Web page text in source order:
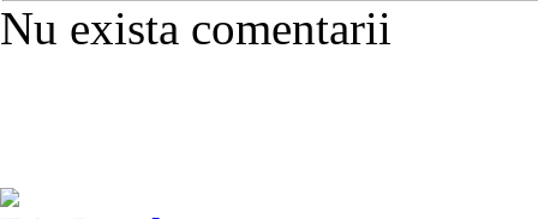
Nu exista comentarii